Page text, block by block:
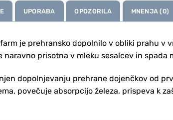
UPORABA OPOZORILA MNENJA (0)
je prehransko dopolnilo v obliki prahu v
naravno prisotna v mleku sesalcev in spada
dopolnjevanju prehrane dojenčkov od
povečuje absorpcijo železa, prispeva k